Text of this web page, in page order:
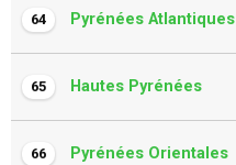
64 Pyrénées Atlantiques
65 Hautes Pyrénées
66 Pyrénées Orientales